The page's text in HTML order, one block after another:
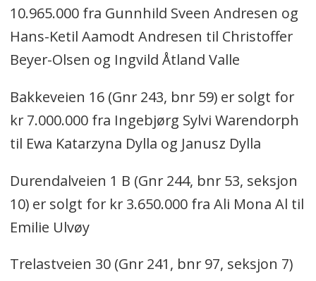
10.965.000 fra Gunnhild Sveen Andresen og
Hans-Ketil Aamodt Andresen til Christoffer
Beyer-Olsen og Ingvild Åtland Valle
Bakkeveien 16 (Gnr 243, bnr 59) er solgt for
kr 7.000.000 fra Ingebjørg Sylvi Warendorph
til Ewa Katarzyna Dylla og Janusz Dylla
Durendalveien 1 B (Gnr 244, bnr 53, seksjon
10) er solgt for kr 3.650.000 fra Ali Mona Al til
Emilie Ulvøy
Trelastveien 30 (Gnr 241, bnr 97, seksjon 7)